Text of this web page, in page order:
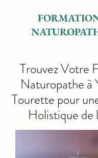
Trouvez Votre
Naturopathe à
Tourette pour
Holistique de